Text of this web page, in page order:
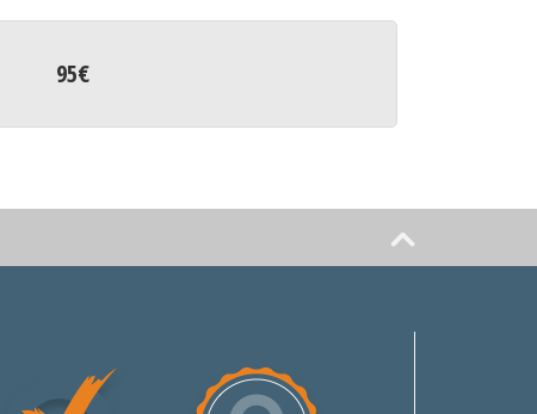
95€